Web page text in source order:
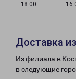
18:00
Доставка
Из филиала в
в следующие